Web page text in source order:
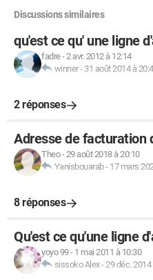
Discussions similaires
qu'est ce qu' une ligne
fadre-2 avr. 2012 à 12:14
winner- 31 août 2014 à
2 réponses
Adresse de facturation
Theo-29 août 2018 à 20:10
Yanisbouarab- 17 mars
8 réponses
Qu'est ce qu'une ligne
yoyo 99- 1 mai 2011 à 10:30
sissoko Alex-29 déc. 2014